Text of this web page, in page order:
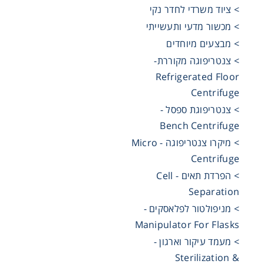
> ציוד משרדי לחדר נקי
> מכשור מדעי ותעשייתי
> מבצעים מיוחדים
> צנטריפוגה מקוררת-
Refrigerated Floor
Centrifuge
> צנטריפוגת ספסל -
Bench Centrifuge
> מיקרו צנטריפוגה - Micro
Centrifuge
> הפרדת תאים - Cell
Separation
> מניפולטור לפלאסקים -
Manipulator For Flasks
> מעמד עיקור וארגון -
Sterilization &